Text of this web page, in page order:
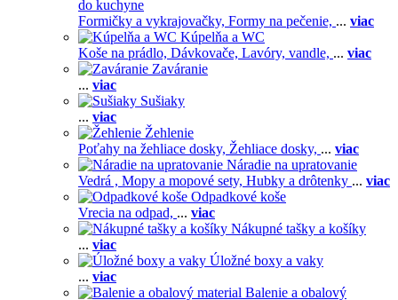
do kuchyne
Formičky a vykrajovačky, Formy na pečenie, ... viac
Kúpelňa a WC
Koše na prádlo, Dávkovače, Lavóry, vandle, ... viac
Zaváranie
... viac
Sušiaky
... viac
Žehlenie
Poťahy na žehliace dosky, Žehliace dosky, ... viac
Náradie na upratovanie
Vedrá , Mopy a mopové sety, Hubky a drôtenky ... viac
Odpadkové koše
Vrecia na odpad, ... viac
Nákupné tašky a košíky
... viac
Úložné boxy a vaky
... viac
Balenie a obalový